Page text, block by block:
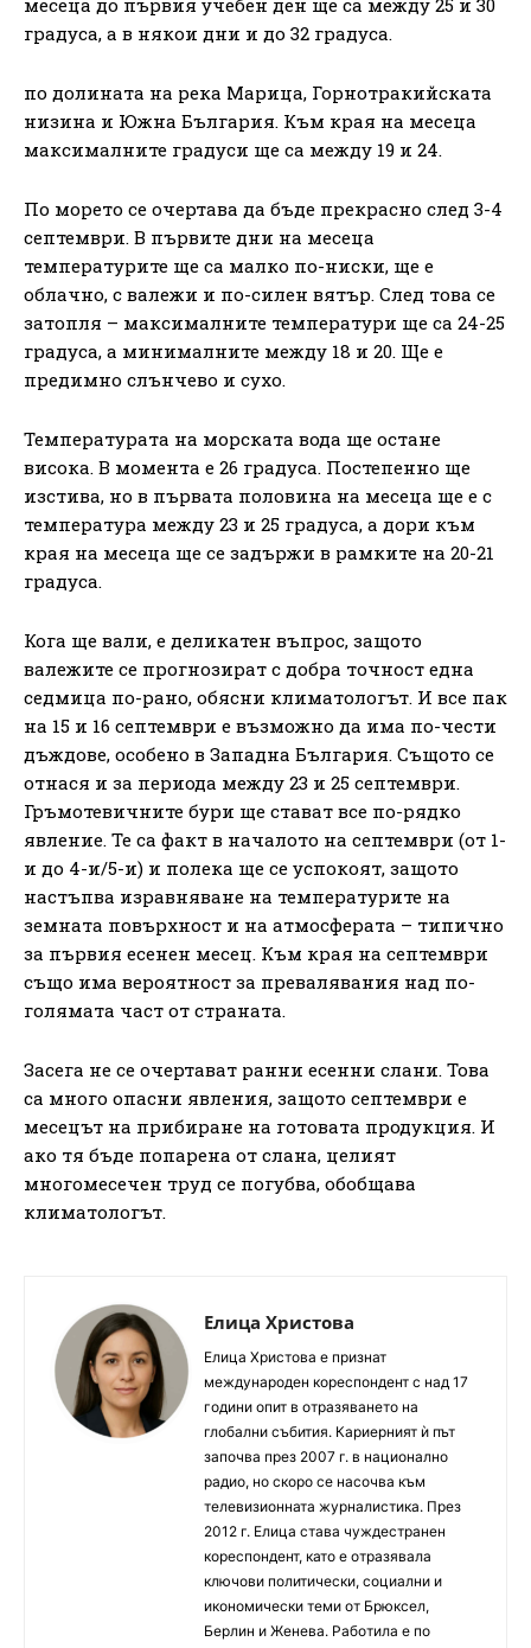
градуса, а в някои дни и до 32 градуса.
по долината на река Марица, Горнотракийската
низина и Южна България. Към края на месеца
максималните градуси ще са между 19 и 24.
По морето се очертава да бъде прекрасно след 3-4
септември. В първите дни на месеца
температурите ще са малко по-ниски, ще е
облачно, с валежи и по-силен вятър. След това се
затопля – максималните температури ще са 24-25
градуса, а минималните между 18 и 20. Ще е
предимно слънчево и сухо.
Температурата на морската вода ще остане
висока. В момента е 26 градуса. Постепенно ще
изстива, но в първата половина на месеца ще е с
температура между 23 и 25 градуса, а дори към
края на месеца ще се задържи в рамките на 20-21
градуса.
Кога ще вали, е деликатен въпрос, защото
валежите се прогнозират с добра точност една
седмица по-рано, обясни климатологът. И все пак
на 15 и 16 септември е възможно да има по-чести
дъждове, особено в Западна България. Същото се
отнася и за периода между 23 и 25 септември.
Гръмотевичните бури ще стават все по-рядко
явление. Те са факт в началото на септември (от 1-
и до 4-и/5-и) и полека ще се успокоят, защото
настъпва изравняване на температурите на
земната повърхност и на атмосферата – типично
за първия есенен месец. Към края на септември
също има вероятност за превалявания над по-
голямата част от страната.
Засега не се очертават ранни есенни слани. Това
са много опасни явления, защото септември е
месецът на прибиране на готовата продукция. И
ако тя бъде попарена от слана, целият
многомесечен труд се погубва, обобщава
климатологът.
Елица Христова
Елица Христова е признат
международен кореспондент с над 17
години опит в отразяването на
глобални събития. Кариерният ѝ път
започва през 2007 г. в национално
радио, но скоро се насочва към
телевизионната журналистика. През
2012 г. Елица става чуждестранен
кореспондент, като е отразявала
ключови политически, социални и
икономически теми от Брюксел,
Берлин и Женева. Работила е по